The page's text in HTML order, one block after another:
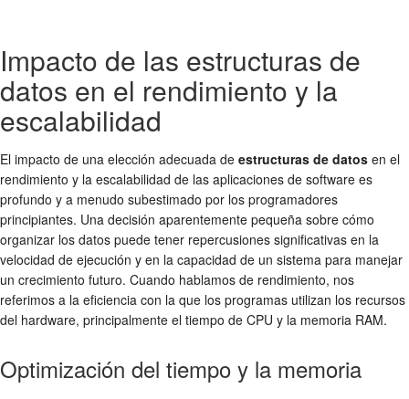
Impacto de las estructuras de
datos en el rendimiento y la
escalabilidad
El impacto de una elección adecuada de estructuras de datos en el
rendimiento y la escalabilidad de las aplicaciones de software es
profundo y a menudo subestimado por los programadores
principiantes. Una decisión aparentemente pequeña sobre cómo
organizar los datos puede tener repercusiones significativas en la
velocidad de ejecución y en la capacidad de un sistema para manejar
un crecimiento futuro. Cuando hablamos de rendimiento, nos
referimos a la eficiencia con la que los programas utilizan los recursos
del hardware, principalmente el tiempo de CPU y la memoria RAM.
Optimización del tiempo y la memoria